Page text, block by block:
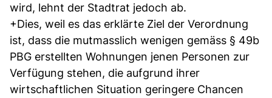
wird, lehnt der Stadtrat jedoch ab.
+Dies, weil es das erklärte Ziel der Verordnung
ist, dass die mutmasslich wenigen gemäss § 49b
PBG erstellten Wohnungen jenen Personen zur
Verfügung stehen, die aufgrund ihrer
wirtschaftlichen Situation geringere Chancen